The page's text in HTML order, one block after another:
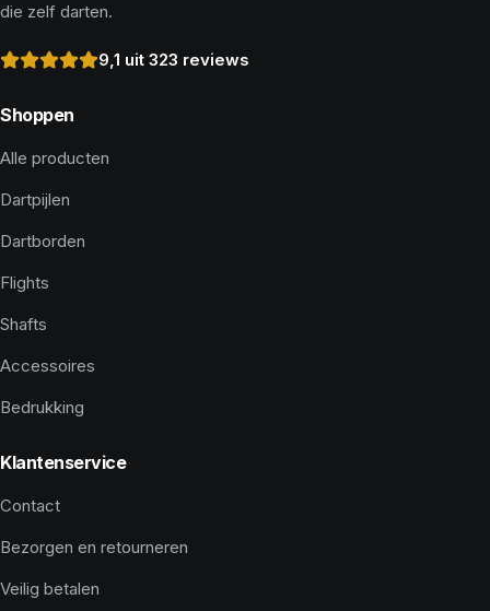
die zelf darten.
9,1 uit 323 reviews
Shoppen
Alle producten
Dartpijlen
Dartborden
Flights
Shafts
Accessoires
Bedrukking
Klantenservice
Contact
Bezorgen en retourneren
Veilig betalen